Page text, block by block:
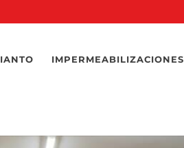
IMPERMEABILIZACIONES